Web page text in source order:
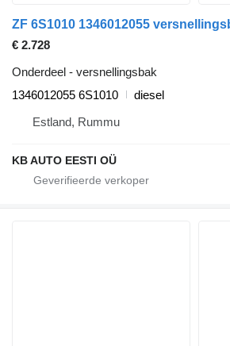
€ 2.728
Onderdeel - versnellingsbak
1346012055 6S1010
diesel
Estland, Rummu
KB AUTO EESTI OÜ